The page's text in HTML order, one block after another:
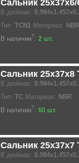
Сальник 25x37x6/
В дюймах:
Тип: TCN1 Материал: NBR
В наличии?: 2 шт.
Сальник 25x37x8
В дюймах:
Тип: TC Материал: NBR
В наличии?: 60 шт.
Сальник 25x37x7
В дюймах: